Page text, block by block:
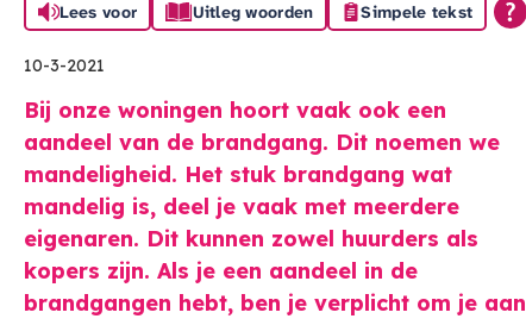
Lees voor Uitleg woorden Simpele tekst
10-3-2021
Bij onze woningen hoort vaak ook een
aandeel van de brandgang. Dit noemen we
mandeligheid. Het stuk brandgang wat
mandelig is, deel je vaak met meerdere
eigenaren. Dit kunnen zowel huurders als
kopers zijn. Als je een aandeel in de
brandgangen hebt, ben je verplicht om je aan